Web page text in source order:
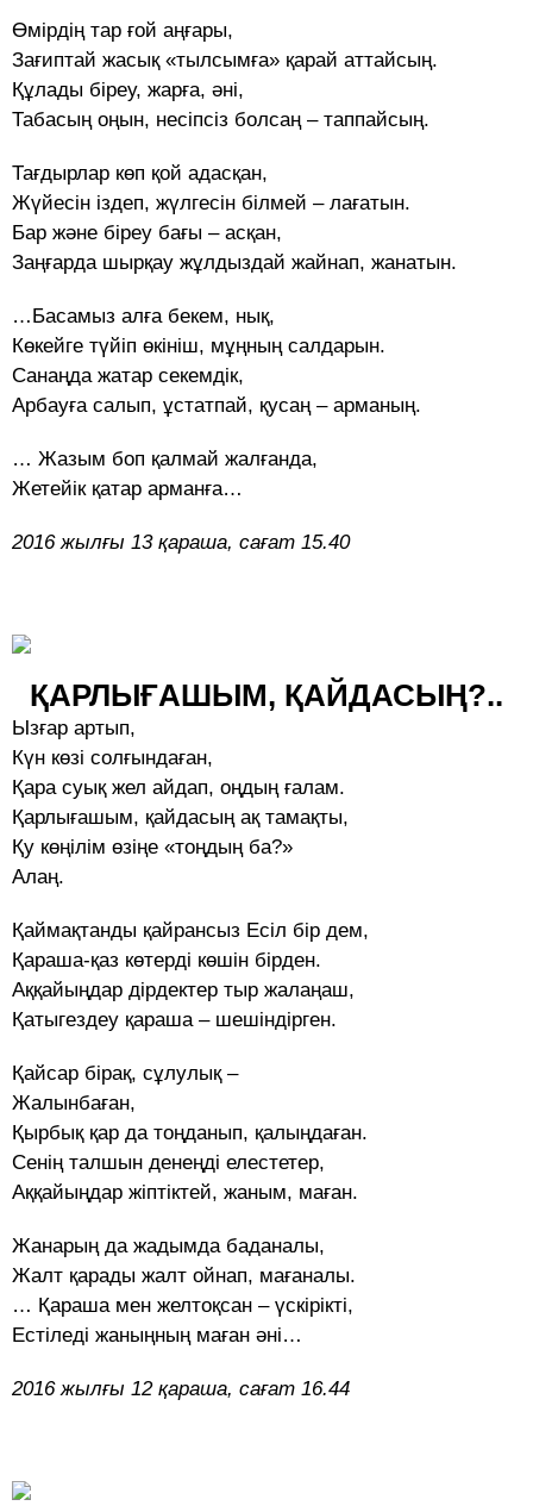
Өмірдің тар ғой аңғары,
Зағиптай жасық «тылсымға» қарай аттайсың.
Құлады біреу, жарға, әні,
Табасың оңын, несіпсіз болсаң – таппайсың.
Тағдырлар көп қой адасқан,
Жүйесін іздеп, жүлгесін білмей – лағатын.
Бар және біреу бағы – асқан,
Заңғарда шырқау жұлдыздай жайнап, жанатын.
…Басамыз алға бекем, нық,
Көкейге түйіп өкініш, мұңның салдарын.
Санаңда жатар секемдік,
Арбауға салып, ұстатпай, қусаң – арманың.
… Жазым боп қалмай жалғанда,
Жетейік қатар арманға…
2016 жылғы 13 қараша, сағат 15.40
ҚАРЛЫҒАШЫМ, ҚАЙДАСЫҢ?..
Ызғар артып,
Күн көзі солғындаған,
Қара суық жел айдап, оңдың ғалам.
Қарлығашым, қайдасың ақ тамақты,
Қу көңілім өзіңе «тоңдың ба?»
Алаң.
Қаймақтанды қайрансыз Есіл бір дем,
Қараша-қаз көтерді көшін бірден.
Аққайыңдар дірдектер тыр жалаңаш,
Қатыгездеу қараша – шешіндірген.
Қайсар бірақ, сұлулық –
Жалынбаған,
Қырбық қар да тоңданып, қалыңдаған.
Сенің талшын денеңді елестетер,
Аққайыңдар жіптіктей, жаным, маған.
Жанарың да жадымда баданалы,
Жалт қарады жалт ойнап, мағаналы.
… Қараша мен желтоқсан – үскірікті,
Естіледі жаныңның маған әні…
2016 жылғы 12 қараша, сағат 16.44